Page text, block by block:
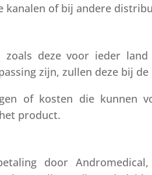
of bij andere
deze voor ieder land
zijn, zullen deze bij
of kosten die kunnen
product.
door Andromedical,